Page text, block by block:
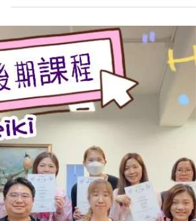
2025年7月課程及捐款花
絮
動物傳心中級課程裡會尋找守護你的力量動
物，而每種力量動物都有其代表的訊息，大
都會心微笑覺得正正都是自己所需。當我們
到離世動物的時候，大家也感觸良多。 有同
學快到生日了，我準備了蛋糕與小禮物，感
她之前對喵星球之家的幫助🩷課堂捐款
元正喵星球之家！🎁謝謝大家給...